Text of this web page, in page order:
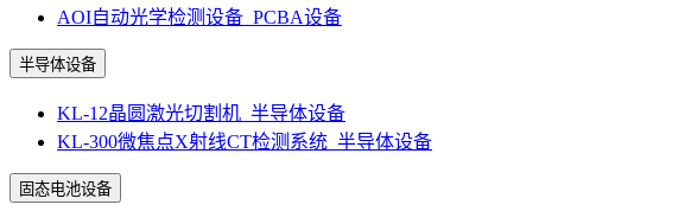
AOI自动光学检测设备_PCBA设备
半导体设备
KL-12晶圆激光切割机_半导体设备
KL-300微焦点X射线CT检测系统_半导体设备
固态电池设备